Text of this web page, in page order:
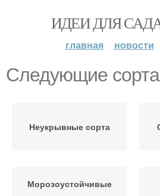
ИДЕИ ДЛЯ
главная новости
Следующие сорта
Неукрывные сорта
Морозоустойчивые